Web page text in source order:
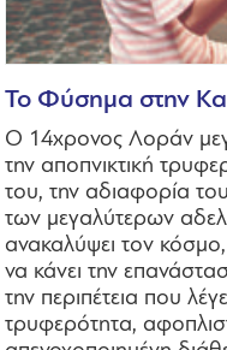
Το Φύσημα στην
Ο 14χρονος Λοράν
την αποπνικτική
του, την αδιαφορία
των μεγαλύτερων
ανακαλύψει τον
να κάνει την
την περιπέτεια που
τρυφερότητα,